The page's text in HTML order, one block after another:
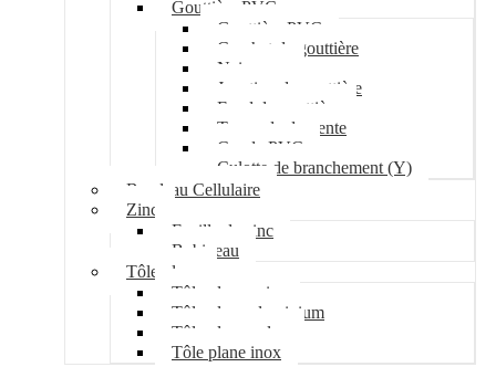
Gouttière PVC
Gouttière PVC
Crochet de gouttière
Naissance
Jonction de gouttière
Fond de gouttière
Tuyau de descente
Coude PVC
Culotte de branchement (Y)
Bandeau Cellulaire
Zinc
Feuille de zinc
Bobineau
Tôle plane
Tôle plane acier
Tôle plane aluminium
Tôle plane galva
Tôle plane inox